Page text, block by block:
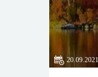
20.09.2021